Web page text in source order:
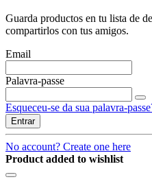
Guarda productos en tu lista de
compartirlos con tus amigos.
Email
Palavra-passe
Esqueceu-se da sua palavra-
Entrar
No account? Create one here
Product added to wishlist